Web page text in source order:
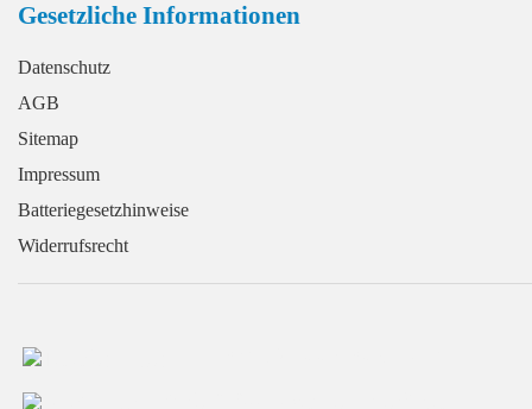
Gesetzliche Informationen
Datenschutz
AGB
Sitemap
Impressum
Batteriegesetzhinweise
Widerrufsrecht